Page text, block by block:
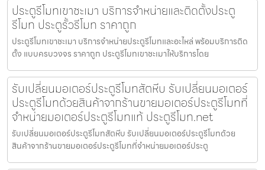
ประตูรีโมทเขาชะเมา บริการจำหน่ายและติดตั้งประตู
รีโมท ประตูรั้วรีโมท ราคาถูก
ประตูรีโมทเขาชะเมา บริการจำหน่ายประตูรีโมทและอะไหล่ พร้อมบริการติด
ตั้ง แบบครบวงจร ราคาถูก ประตูรีโมทเขาชะเมาให้บริการโดย
รับเปลี่ยนมอเตอร์ประตูรีโมทสัตหีบ รับเปลี่ยนมอเตอร์
ประตูรีโมทด้วยสินค้าจากร้านขายมอเตอร์ประตูรีโมทที่
จำหน่ายมอเตอร์ประตูรีโมทแท้ ประตูรีโมท.net
รับเปลี่ยนมอเตอร์ประตูรีโมทสัตหีบ รับเปลี่ยนมอเตอร์ประตูรีโมทด้วย
สินค้าจากร้านขายมอเตอร์ประตูรีโมทที่จำหน่ายมอเตอร์ประตู